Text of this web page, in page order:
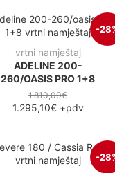
-
vrtni namještaj
ADELINE 200-
260/OASIS PRO 1+8
1.810,00€
1.295,10€+pdv
-